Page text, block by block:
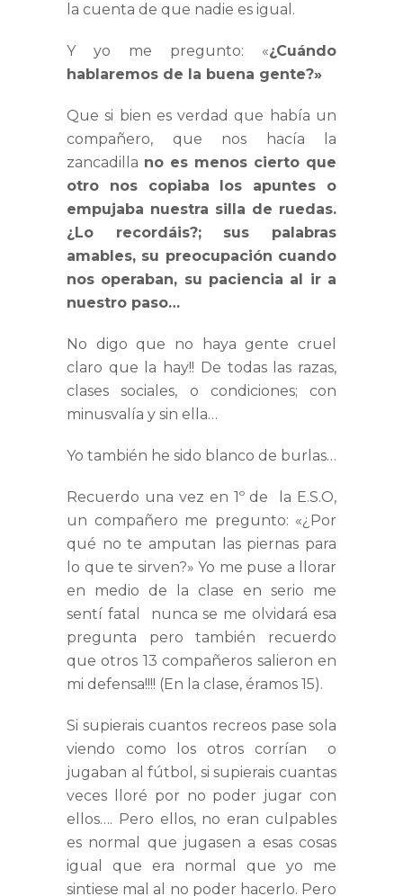
la cuenta de que nadie es igual.
Y yo me pregunto: «¿Cuándo
hablaremos de la buena gente?»
Que si bien es verdad que había un
compañero, que nos hacía la
zancadilla no es menos cierto que
otro nos copiaba los apuntes o
empujaba nuestra silla de ruedas.
¿Lo recordáis?; sus palabras
amables, su preocupación cuando
nos operaban, su paciencia al ir a
nuestro paso…
No digo que no haya gente cruel
claro que la hay!! De todas las razas,
clases sociales, o condiciones; con
minusvalía y sin ella…
Yo también he sido blanco de burlas…
Recuerdo una vez en 1º de la E.S.O,
un compañero me pregunto: «¿Por
qué no te amputan las piernas para
lo que te sirven?» Yo me puse a llorar
en medio de la clase en serio me
sentí fatal nunca se me olvidará esa
pregunta pero también recuerdo
que otros 13 compañeros salieron en
mi defensa!!!! (En la clase, éramos 15).
Si supierais cuantos recreos pase sola
viendo como los otros corrían o
jugaban al fútbol, si supierais cuantas
veces lloré por no poder jugar con
ellos…. Pero ellos, no eran culpables
es normal que jugasen a esas cosas
igual que era normal que yo me
sintiese mal al no poder hacerlo. Pero